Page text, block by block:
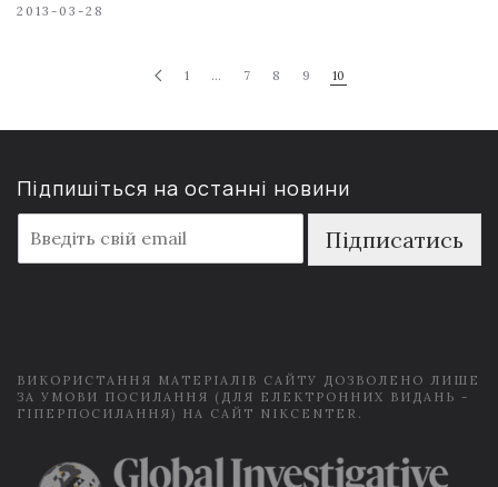
2013-03-28
1 … 7 8 9 10
Підпишіться на останні новини
m
a
Підписатись
ВИКОРИСТАННЯ МАТЕРІАЛІВ САЙТУ ДОЗВОЛЕНО ЛИШЕ
ЗА УМОВИ ПОСИЛАННЯ (ДЛЯ ЕЛЕКТРОННИХ ВИДАНЬ -
ГІПЕРПОСИЛАННЯ) НА САЙТ NIKCENTER.